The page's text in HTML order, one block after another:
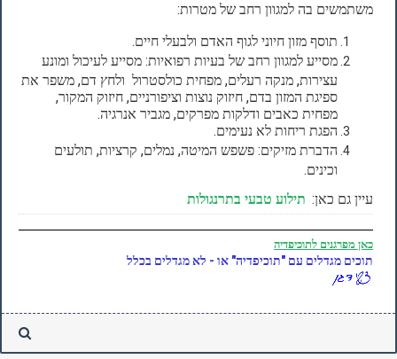
משתמשים בה למגוון רחב של מטרות:
תוסף מזון חיוני לגוף האדם ולבעלי חיים.
מסייע למגוון רחב של בעיות רפואיות: מסייע לעיכול ומונע
עצירות, מנקה רעלים, מפחית כולסטרול ולחץ דם, משפר את
ספיגת המזון בדם, חיזוק נוצות וציפורניים, חיזוק המקור,
מפחית כאבים ודלקות מפרקים, מגביר אנרגיה.
הפגת ריחות לא נעימים.
הדברת מזיקים: פשפש המיטה, נמלים, קרציות, תולעים
וכינים.
עיין גם כאן: תילוע טבעי בתרנגולות
כאן מפרגנים לתוכיפדיה
תוכים מגדלים עם "תוכיפדיה" או - לא מגדלים בכלל